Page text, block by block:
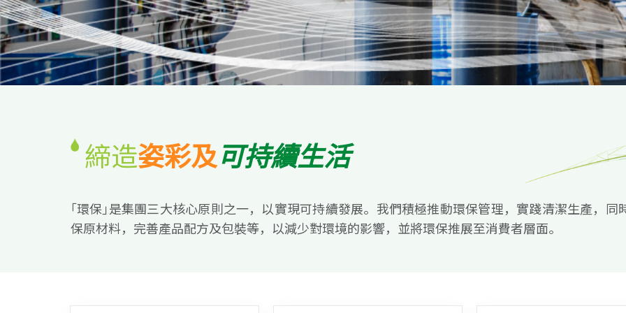
締造姿彩及可持續生活
｢環保｣是集團三大核心原則之一，以實現可持續發展。我們積極推動環保管理，實踐清潔生產，同
保原材料，完善產品配方及包裝等，以減少對環境的影響，並將環保推展至消費者層面。